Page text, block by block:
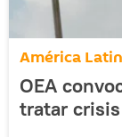
América
OEA
tratar